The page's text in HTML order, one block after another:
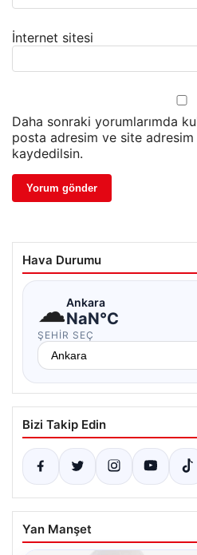
İnternet sitesi
Daha sonraki yorumlarımda
posta adresim ve site adresim
kaydedilsin.
Hava Durumu
☁Ankara
NaN°C
ŞEHIR SEÇ
Bizi Takip Edin
Yan Manşet